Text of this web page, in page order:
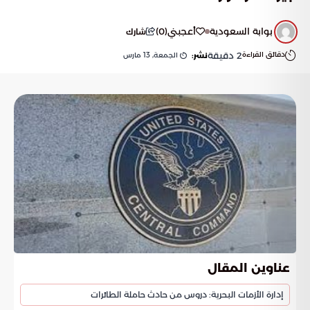
بوابة السعودية أعجبني(
0
) شارك
دقائق القراءة2 دقيقةنشر: الجمعة, 13 مارس
عناوين المقال
إدارة الأزمات البحرية: دروس من حادث حاملة الطائرات